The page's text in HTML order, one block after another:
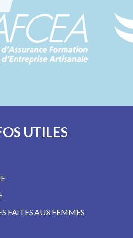
UTILES
FAITES AUX FEMMES